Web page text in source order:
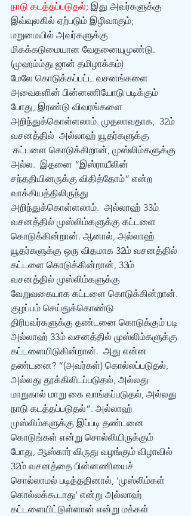
நாடு கடத்தப்படுதல்; இது அவர்களுக்கு
இவ்வுலகில் ஏற்படும் இழிவாகும்;
மறுமையில் அவர்களுக்கு
மிகக்கடுமையான வேதனையுமுண்டு.
(முஹம்ம்து ஜான் தமிழாக்கம்)
மேலே கொடுக்கப்பட்ட வசனங்களை
அவைகளின் பின்னணியோடு படிக்கும்
போது, இரண்டு விவரங்களை
அறிந்துக்கொள்ளலாம். முதலாவதாக,  32ம்
வசனத்தில்  அல்லாஹ் யூதர்களுக்கு
கட்டளை கொடுக்கிறான், முஸ்லிம்களுக்கு
அல்ல.  இதனை “இஸ்ராயீலின்
சந்ததியினருக்கு விதித்தோம்” என்ற
வாக்கியத்திலிருந்து
அறிந்துக்கொள்ளலாம்.  அல்லாஹ் 33ம்
வசனத்தில் முஸ்லிம்களுக்கு கட்டளை
கொடுக்கின்றான். ஆனால், அல்லாஹ்
யூதர்களுக்கு ஒரு விதமாக 32ம் வசனத்தில்
கட்டளை கொடுக்கின்றான், 33ம்
வசனத்தில் முஸ்லிம்களுக்கு
வேறுவகையாக கட்டளை கொடுக்கின்றான்.
குழப்பம் செய்துக்கொண்டு
திரிபவர்களுக்கு தண்டனை கொடுக்கும் படி
அல்லாஹ் 33ம் வசனத்தில் முஸ்லிம்களுக்கு
கட்டளையிடுகின்றான்.  அது என்ன
தண்டனை? “(அவர்கள்) கொல்லப்படுதல்,
அல்லது தூக்கிலிடப்படுதல், அல்லது
மாறுகால் மாறு கை வாங்கப்படுதல், அல்லது
நாடு கடத்தப்படுதல்“. அல்லாஹ்
முஸ்லிம்களுக்கு இப்படி தண்டனை
கொடுங்கள் என்று சொல்லியிருக்கும்
போது, ஆஸ்கார் விருது வழங்கும் விழாவில்
32ம் வசனத்தை பின்னணியைச்
சொல்லாமல் படித்ததினால், ‘முஸ்லிம்கள்
கொல்லக்கூடாது’ என்று அல்லாஹ்
கட்டளையிட்டுள்ளான் என்று மக்கள்